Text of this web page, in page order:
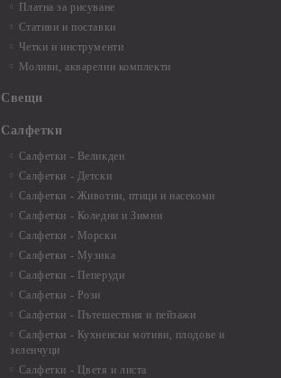
Платна за рисуване
Стативи и поставки
Четки и инструменти
Моливи, акварелни комплекти
Свещи
Салфетки
Салфетки - Великден
Салфетки - Детски
Салфетки - Животни, птици и насекоми
Салфетки - Коледни и Зимни
Салфетки - Морски
Салфетки - Музика
Салфетки - Пеперуди
Салфетки - Рози
Салфетки - Пътешествия и пейзажи
Салфетки - Кухненски мотиви, плодове и
зеленчуци
Салфетки - Цветя и листа